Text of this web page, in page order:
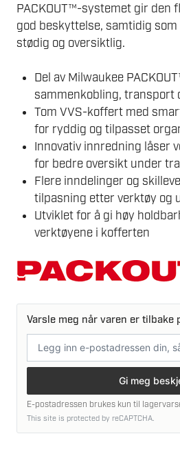
PACKOUT™-systemet gir den
god beskyttelse, samtidig
stødig og oversiktlig.
Del av Milwaukee
sammenkobling, transport
Tom VVS-koffert med
for ryddig og tilpasset
Innovativ innredning låser
for bedre oversikt under
Flere inndelinger og
tilpasning etter verktøy og
Utviklet for å gi høy
verktøyene i kofferten
Varsle meg når varen er tilbake
postadresse
Gi meg
E-postadressen brukes kun til
This site is protected by reCAPTCHA.